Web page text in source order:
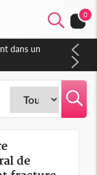
0
nationale
de